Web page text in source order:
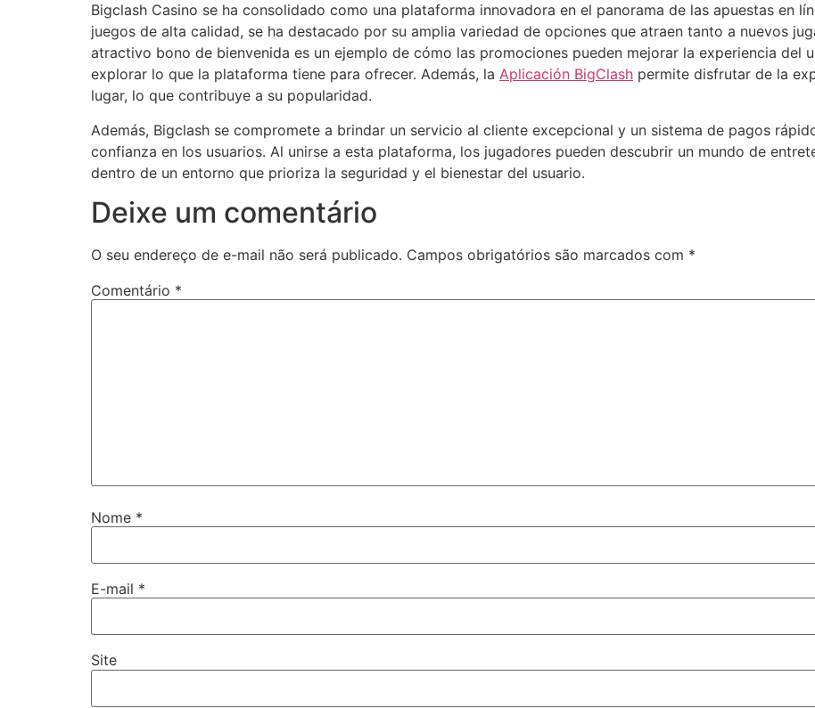
Bigclash Casino se ha consolidado como una plataforma innovadora en el panorama de las apuestas en
juegos de alta calidad, se ha destacado por su amplia variedad de opciones que atraen tanto a nuevos
atractivo bono de bienvenida es un ejemplo de cómo las promociones pueden mejorar la experiencia del
explorar lo que la plataforma tiene para ofrecer. Además, la Aplicación BigClash permite disfrutar de la
lugar, lo que contribuye a su popularidad.
Además, Bigclash se compromete a brindar un servicio al cliente excepcional y un sistema de pagos
confianza en los usuarios. Al unirse a esta plataforma, los jugadores pueden descubrir un mundo de
dentro de un entorno que prioriza la seguridad y el bienestar del usuario.
Deixe um comentário
O seu endereço de e-mail não será publicado. Campos obrigatórios são marcados com *
Comentário *
Nome *
E-mail *
Site